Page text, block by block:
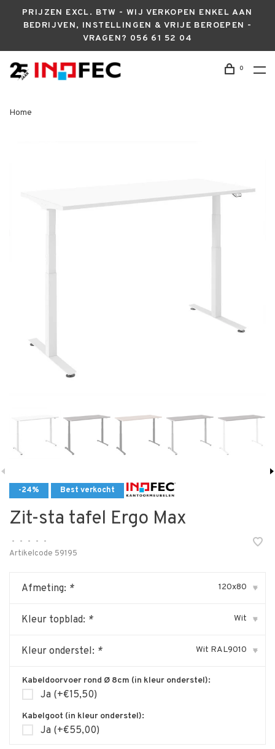
PRIJZEN EXCL. BTW - WIJ VERKOPEN ENKEL AAN
BEDRIJVEN, INSTELLINGEN & VRIJE BEROEPEN -
VRAGEN? 056 61 52 04
0
Home
-24% Best verkocht
Zit-sta tafel Ergo Max
• • • •
•
Artikelcode 59195
Afmeting: * 120x80 ▾
Kleur topblad: * Wit ▾
Kleur onderstel: * Wit RAL9010 ▾
Kabeldoorvoer rond Ø 8cm (in kleur onderstel):
Ja (+€15,50)
Kabelgoot (in kleur onderstel):
Ja (+€55,00)